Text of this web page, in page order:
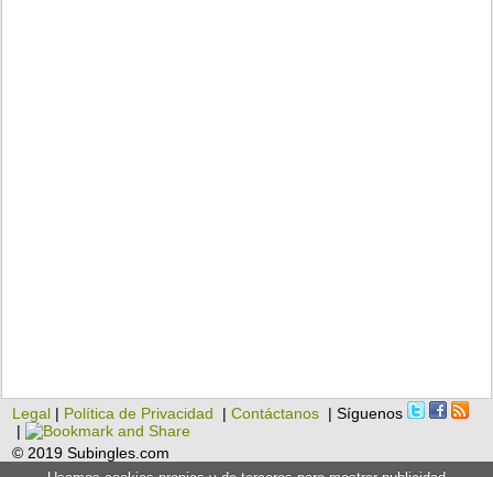
Legal | Política de Privacidad |Contáctanos | Síguenos
|
© 2019 Subingles.com